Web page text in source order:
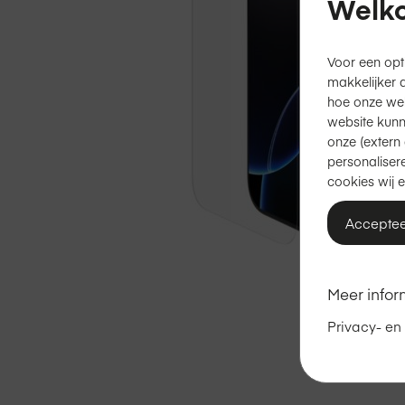
Voor een
makkelijker
hoe onze
website
onze
cookies wij
Meer
Privacy-